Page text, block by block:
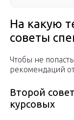
На какую
советы
Чтобы не
рекомендаций
Второй
курсовых